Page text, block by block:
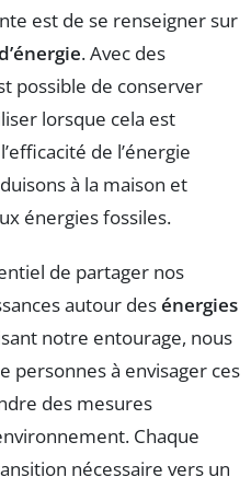
est de se renseigner sur
. Avec des
possible de conserver
lorsque cela est
de l’énergie
à la maison et
énergies fossiles.
de partager nos
autour desénergies
notre entourage, nous
personnes à envisager ces
des mesures
Chaque
nécessaire vers un